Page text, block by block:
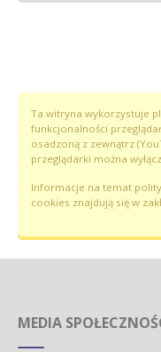
Ta witryna wykorzystuje
funkcjonalności
osadzoną z zewnątrz
przeglądarki można
Informacje na temat
cookies znajdują się w
MEDIA